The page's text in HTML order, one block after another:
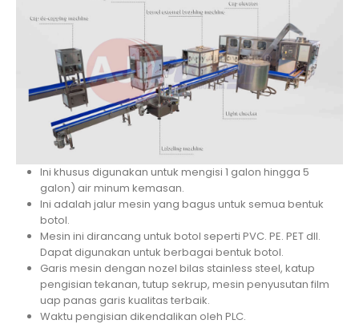
Ini khusus digunakan untuk mengisi 1 galon hingga 5
galon) air minum kemasan.
Ini adalah jalur mesin yang bagus untuk semua bentuk
botol.
Mesin ini dirancang untuk botol seperti PVC. PE. PET dll.
Dapat digunakan untuk berbagai bentuk botol.
Garis mesin dengan nozel bilas stainless steel, katup
pengisian tekanan, tutup sekrup, mesin penyusutan film
uap panas garis kualitas terbaik.
Waktu pengisian dikendalikan oleh PLC.